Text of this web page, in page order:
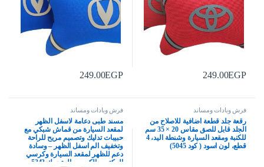
249.00EGP
249.00EGP
فرش وبادات ومساند
رقعة جلد قطعة اضافية للاصلاح من
الجلد قابل للصق مقاس 20 × 35 سم
للكنبة ومقعد السيارة وشنطة اليد، 4
قطع، لون اسود ( كود 5045)
فرش وبادات ومساند
مسند طبى دعامة لاسفل الظهر
لمقعد السيارة من قماش شبكي مع
حبيبات تدليك وتصميم مريح للراحة
وتخفيف الم اسفل الظهر – وسادة
دعم للظهر لمقعد السيارة وكرسي
المكتب والكرسي المتحرك 5343